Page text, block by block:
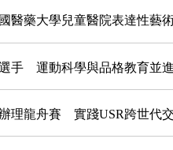
醫藥大學兒童醫院表達性藝
手 運動科學與品格教育並
理龍舟賽 實踐USR跨世代